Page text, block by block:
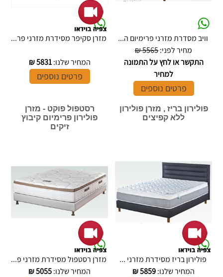
וויב מסדרת מזרני פרימיום ה...
מחיר לפני:5565 ₪
התקשר או לחץ על התמונה
למחיר
פרטים נוספים
מזרן סקיפר מסידרת מזרני פר...
המחיר שלנו:5831
₪
פרטים נוספים
פולירון בריז , מזרן פולירון
ללא קפיצים
פולירון בריז מסידרת מזרני ...
המחיר שלנו:5859
₪
רסטפול פוקט - מזרן
פולירון פרימיום קיבוץ
זיקים
מזרן רסטפול מסידרת מזרני פ...
המחיר שלנו:5055
₪